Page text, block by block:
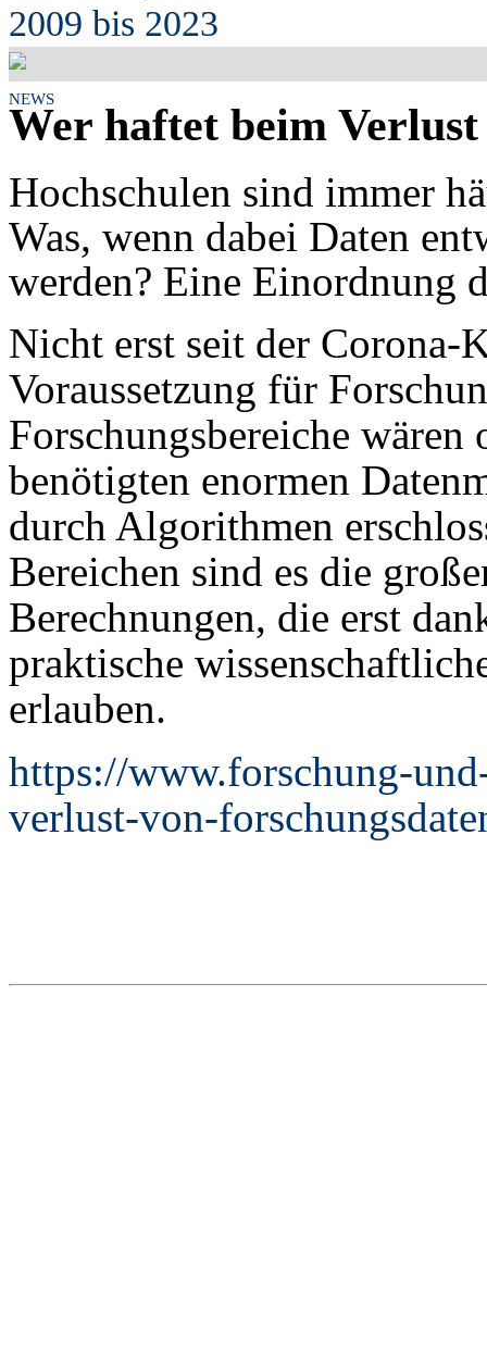
2009 bis 2023
NEWS
Wer haftet beim
Hochschulen sind immer
Was, wenn dabei Daten
werden? Eine Einordnung
Nicht erst seit der Corona-
Voraussetzung für
Forschungsbereiche
benötigten enormen
durch Algorithmen
Bereichen sind es die
Berechnungen, die erst
praktische
erlauben.
https://www.forschung-
verlust-von-